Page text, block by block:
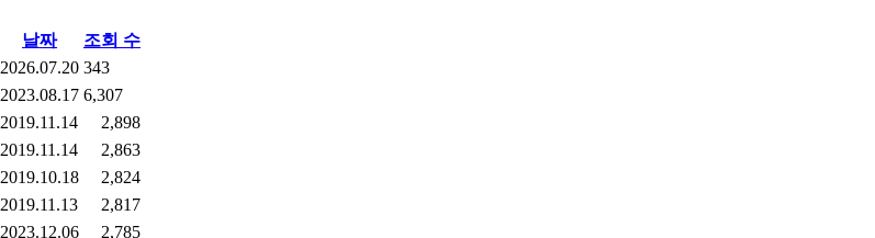
날짜
조회 수
2026.07.20 343
2023.08.17 6,307
2019.11.14
2,898
2019.11.14
2,863
2019.10.18
2,824
2019.11.13
2,817
2023.12.06
2,785